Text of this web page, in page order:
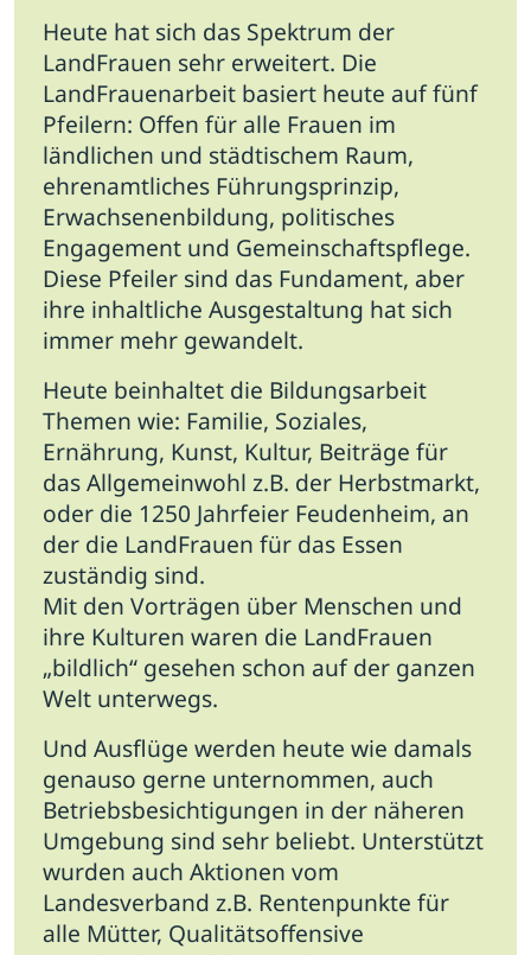
Heute hat sich das Spektrum der
LandFrauen sehr erweitert. Die
LandFrauenarbeit basiert heute auf fünf
Pfeilern: Offen für alle Frauen im
ländlichen und städtischem Raum,
ehrenamtliches Führungsprinzip,
Erwachsenenbildung, politisches
Engagement und Gemeinschaftspflege.
Diese Pfeiler sind das Fundament, aber
ihre inhaltliche Ausgestaltung hat sich
immer mehr gewandelt.
Heute beinhaltet die Bildungsarbeit
Themen wie: Familie, Soziales,
Ernährung, Kunst, Kultur, Beiträge für
das Allgemeinwohl z.B. der Herbstmarkt,
oder die 1250 Jahrfeier Feudenheim, an
der die LandFrauen für das Essen
zuständig sind.
Mit den Vorträgen über Menschen und
ihre Kulturen waren die LandFrauen
„bildlich“ gesehen schon auf der ganzen
Welt unterwegs.
Und Ausflüge werden heute wie damals
genauso gerne unternommen, auch
Betriebsbesichtigungen in der näheren
Umgebung sind sehr beliebt. Unterstützt
wurden auch Aktionen vom
Landesverband z.B. Rentenpunkte für
alle Mütter, Qualitätsoffensive